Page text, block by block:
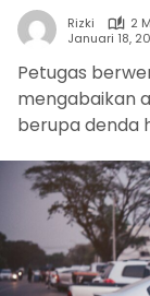
Rizki
2
Januari 18,
Petugas
mengabaikan
berupa denda